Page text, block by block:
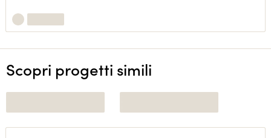
Scopri progetti simili